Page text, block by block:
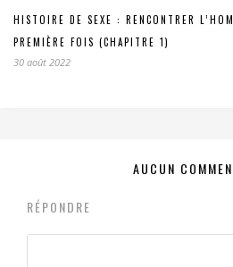
HISTOIRE DE SEXE : RENCONTRER
PREMIÈRE FOIS (CHAPITRE 1)
30 août 2022
AUCUN
RÉPONDRE